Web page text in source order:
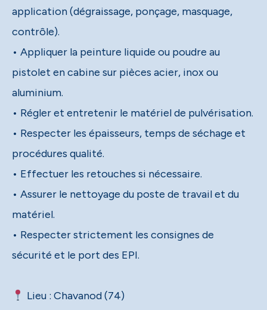
application (dégraissage, ponçage, masquage,
contrôle).
• Appliquer la peinture liquide ou poudre au
pistolet en cabine sur pièces acier, inox ou
aluminium.
• Régler et entretenir le matériel de pulvérisation.
• Respecter les épaisseurs, temps de séchage et
procédures qualité.
• Effectuer les retouches si nécessaire.
• Assurer le nettoyage du poste de travail et du
matériel.
• Respecter strictement les consignes de
sécurité et le port des EPI.